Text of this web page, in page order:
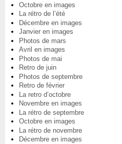
Octobre en images
La rétro de l’été
Décembre en images
Janvier en images
Photos de mars
Avril en images
Photos de mai
Retro de juin
Photos de septembre
Retro de février
La retro d’octobre
Novembre en images
La rétro de septembre
Octobre en images
La rétro de novembre
Décembre en images